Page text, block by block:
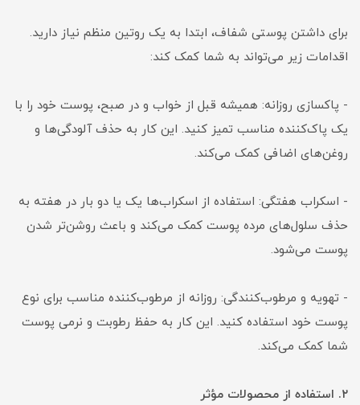
برای داشتن پوستی شفاف، ابتدا به یک روتین منظم نیاز دارید.
اقدامات زیر می‌تواند به شما کمک کند:
- پاکسازی روزانه: همیشه قبل از خواب و در صبح، پوست خود را با
یک پاک‌کننده مناسب تمیز کنید. این کار به حذف آلودگی‌ها و
روغن‌های اضافی کمک می‌کند.
- اسکراب هفتگی: استفاده از اسکراب‌ها یک یا دو بار در هفته به
حذف سلول‌های مرده پوست کمک می‌کند و باعث روشن‌تر شدن
پوست می‌شود.
- تهویه و مرطوب‌کنندگی: روزانه از مرطوب‌کننده مناسب برای نوع
پوست خود استفاده کنید. این کار به حفظ رطوبت و نرمی پوست
شما کمک می‌کند.
۲. استفاده از محصولات مؤثر